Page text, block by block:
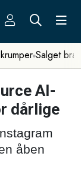
Salget
AI-
dårlige
åben